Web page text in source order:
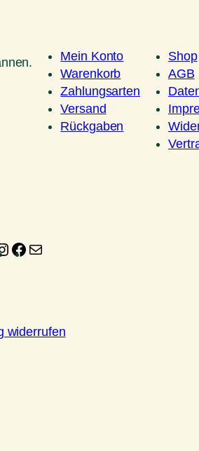
Mein Konto
Warenkorb
Zahlungsarten
Versand
Rückgaben
Shop
AGB
Instagram
Facebook
widerrufen